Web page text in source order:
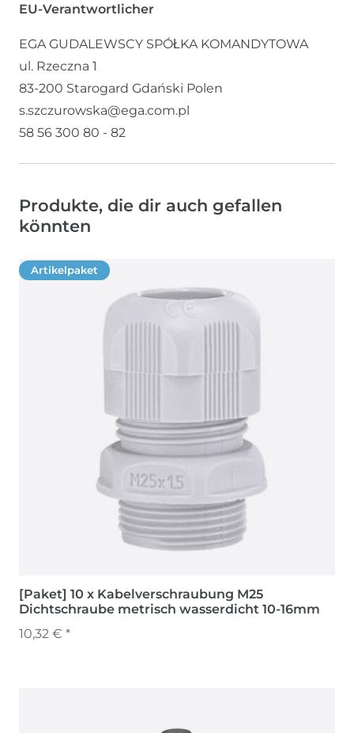
EU-Verantwortlicher
EGA GUDALEWSCY SPÓŁKA KOMANDYTOWA
ul. Rzeczna 1
83-200 Starogard Gdański Polen
s.szczurowska@ega.com.pl
58 56 300 80 - 82
Produkte, die dir auch gefallen
könnten
Artikelpaket
[Paket] 10 x Kabelverschraubung M25
Dichtschraube metrisch wasserdicht 10-16mm
10,32 € *